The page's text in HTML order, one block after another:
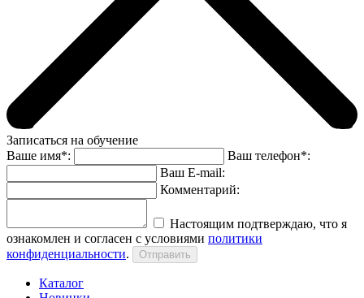
Записаться на обучение
Ваше имя*:
Ваш телефон*:
Ваш E-mail:
Комментарий:
Настоящим подтверждаю, что я
ознакомлен и согласен с условиями политики
конфиденциальности.
Каталог